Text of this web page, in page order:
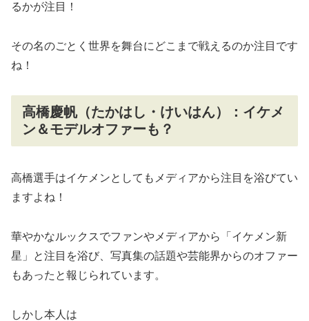
るかが注目！
その名のごとく世界を舞台にどこまで戦えるのか注目です
ね！
高橋慶帆（たかはし・けいはん）：イケメ
ン＆モデルオファーも？
高橋選手はイケメンとしてもメディアから注目を浴びてい
ますよね！
華やかなルックスでファンやメディアから「イケメン新
星」と注目を浴び、写真集の話題や芸能界からのオファー
もあったと報じられています。
しかし本人は